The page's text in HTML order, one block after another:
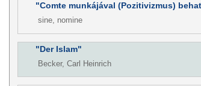
"Comte munkájával (Pozitivizmus)
sine, nomine
"Der Islam"
Becker, Carl Heinrich